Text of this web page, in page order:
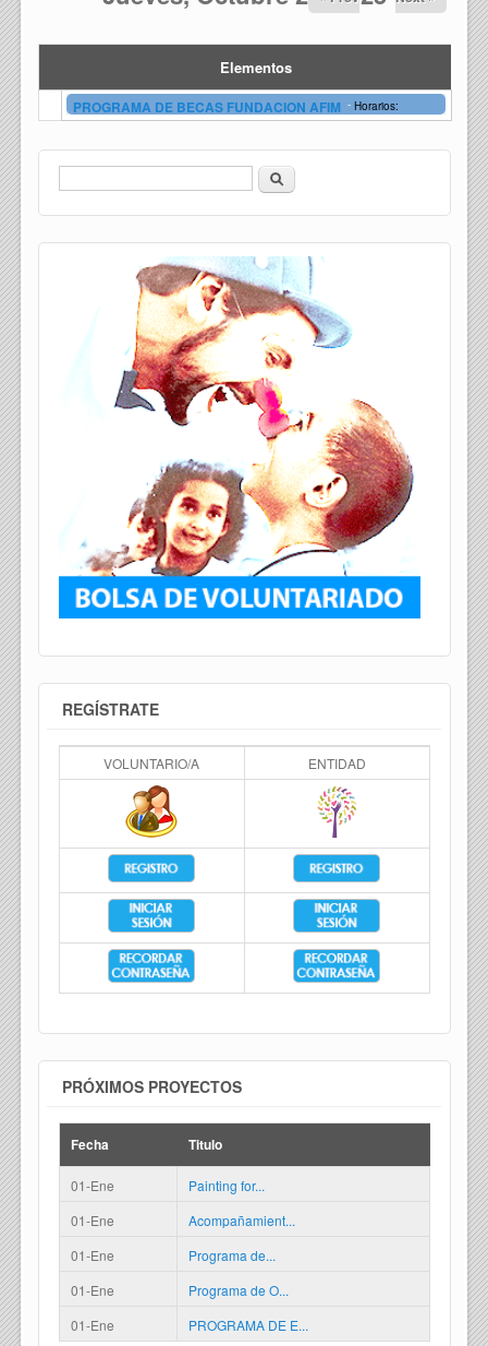
Elementos
PROGRAMA DE BECAS FUNDACION AFIM - Horarios:
Formulario de búsqueda
Buscar
REGÍSTRATE
VOLUNTARIO/A ENTIDAD
PRÓXIMOS PROYECTOS
Fecha Titulo
01-Ene
Painting for...
01-Ene
Acompañamient...
01-Ene
Programa de...
01-Ene
Programa de O...
01-Ene
PROGRAMA DE E...